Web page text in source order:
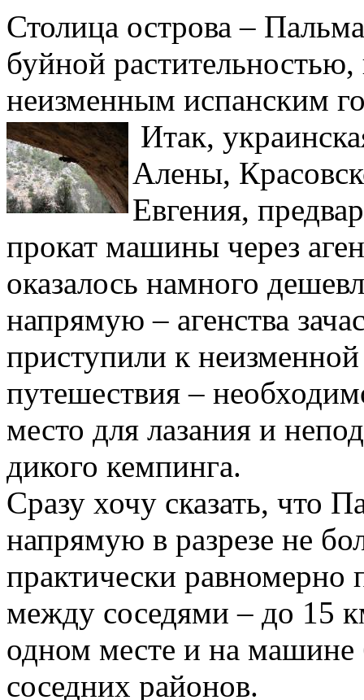
Столица острова –
буйной
неизменным испанским
Итак,
Алены,
Евгения,
прокат машины через
оказалось намного
напрямую – агенства
приступили к неизменной
путешествия –
место для лазания и
дикого кемпинга.
Сразу хочу сказать, что
напрямую в разрезе не
практически равномерно
между соседями – до 15
одном месте и на машине
соседних районов.